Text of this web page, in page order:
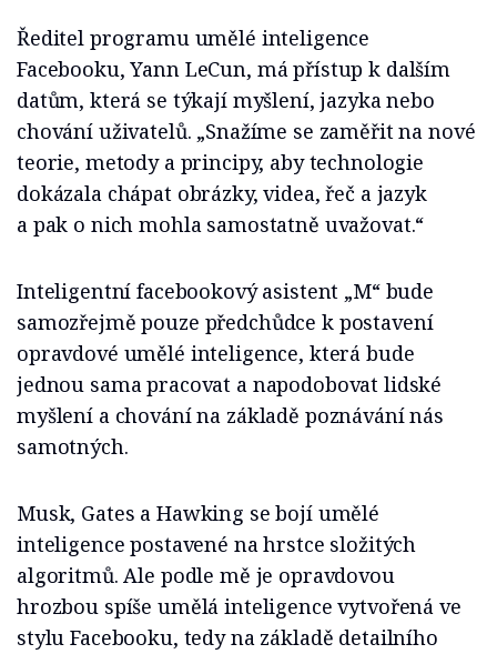
Ředitel programu umělé inteligence
Facebooku, Yann LeCun, má přístup k dalším
datům, která se týkají myšlení, jazyka nebo
chování uživatelů. „Snažíme se zaměřit na nové
teorie, metody a principy, aby technologie
dokázala chápat obrázky, videa, řeč a jazyk
a pak o nich mohla samostatně uvažovat.“
Inteligentní facebookový asistent „M“ bude
samozřejmě pouze předchůdce k postavení
opravdové umělé inteligence, která bude
jednou sama pracovat a napodobovat lidské
myšlení a chování na základě poznávání nás
samotných.
Musk, Gates a Hawking se bojí umělé
inteligence postavené na hrstce složitých
algoritmů. Ale podle mě je opravdovou
hrozbou spíše umělá inteligence vytvořená ve
stylu Facebooku, tedy na základě detailního